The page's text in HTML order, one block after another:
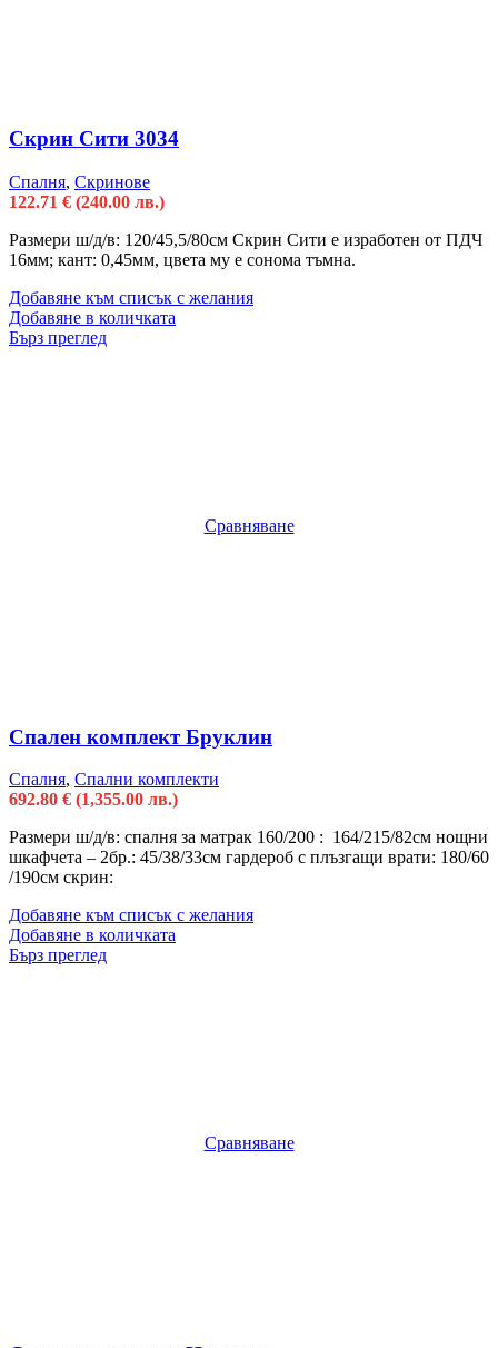
Скрин Сити 3034
Спалня, Скринове
122.71 € (240.00 лв.)
Размери ш/д/в: 120/45,5/80см Скрин Сити е изработен от ПДЧ
16мм; кант: 0,45мм, цвета му е сонома тъмна.
Добавяне към списък с желания
Добавяне в количката
Бърз преглед
Сравняване
Спален комплект Бруклин
Спалня, Спални комплекти
692.80 € (1,355.00 лв.)
Размери ш/д/в: спалня за матрак 160/200 : 164/215/82см нощни
шкафчета – 2бр.: 45/38/33см гардероб с плъзгащи врати: 180/60
/190см скрин:
Добавяне към списък с желания
Добавяне в количката
Бърз преглед
Сравняване